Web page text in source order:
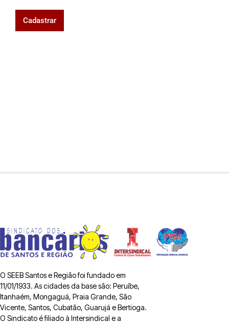
Cadastrar
O SEEB Santos e Região foi fundado em
11/01/1933. As cidades da base são: Peruíbe,
Itanhaém, Mongaguá, Praia Grande, São
Vicente, Santos, Cubatão, Guarujá e Bertioga.
O Sindicato é filiado à Intersindical e a